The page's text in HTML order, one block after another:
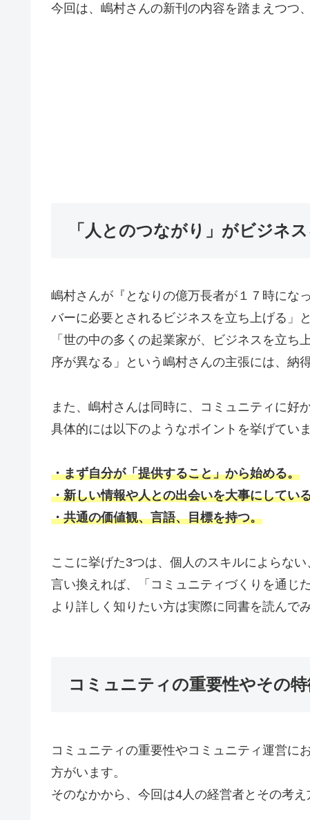
今回は、嶋村さんの新刊の内容を踏まえつつ
「人とのつながり」がビジネ
嶋村さんが『となりの億万長者が１７時にな
バーに必要とされるビジネスを立ち上げる」
「世の中の多くの起業家が、ビジネスを立
序が異なる」という嶋村さんの主張には、納
また、嶋村さんは同時に、コミュニティに好
具体的には以下のようなポイントを挙げていま
・まず自分が「提供すること」から始める。
・新しい情報や人との出会いを大事にしてい
・共通の価値観、言語、目標を持つ。
ここに挙げた3つは、個人のスキルによらな
言い換えれば、「コミュニティづくりを通じ
より詳しく知りたい方は実際に同書を読んで
コミュニティの重要性やその
コミュニティの重要性やコミュニティ運営に
方がいます。
そのなかから、今回は4人の経営者とその考え